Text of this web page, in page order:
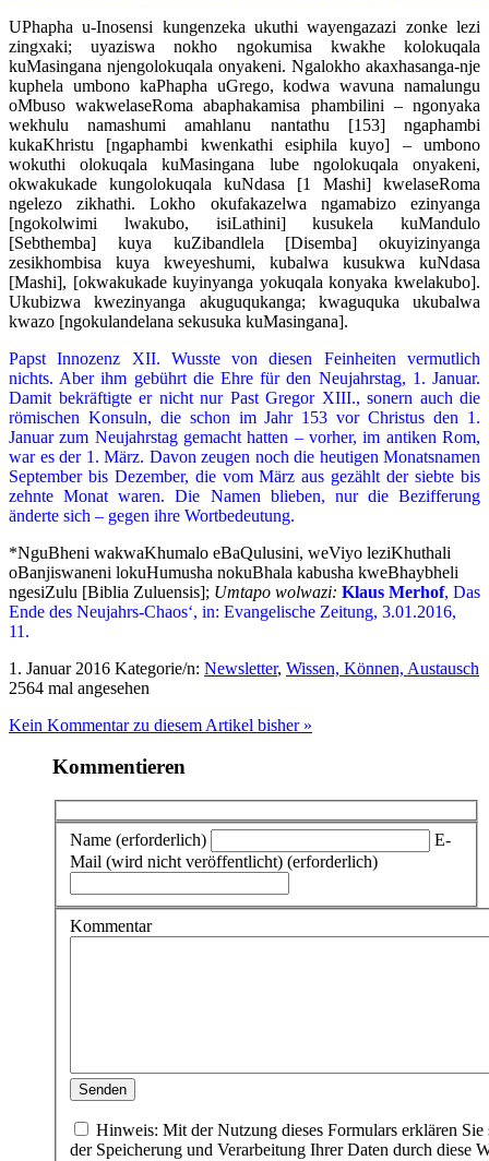
UPhapha u-Inosensi kungenzeka ukuthi wayengazazi zonke lezi
zingxaki; uyaziswa nokho ngokumisa kwakhe kolokuqala
kuMasingana njengolokuqala onyakeni. Ngalokho akaxhasanga-nje
kuphela umbono kaPhapha uGrego, kodwa wavuna namalungu
oMbuso wakwelaseRoma abaphakamisa phambilini – ngonyaka
wekhulu namashumi amahlanu nantathu [153] ngaphambi
kukaKhristu [ngaphambi kwenkathi esiphila kuyo] – umbono
wokuthi olokuqala kuMasingana lube ngolokuqala onyakeni,
okwakukade kungolokuqala kuNdasa [1 Mashi] kwelaseRoma
ngelezo zikhathi. Lokho okufakazelwa ngamabizo ezinyanga
[ngokolwimi lwakubo, isiLathini] kusukela kuMandulo
[Sebthemba] kuya kuZibandlela [Disemba] okuyizinyanga
zesikhombisa kuya kweyeshumi, kubalwa kusukwa kuNdasa
[Mashi], [okwakukade kuyinyanga yokuqala konyaka kwelakubo].
Ukubizwa kwezinyanga akuguqukanga; kwaguquka ukubalwa
kwazo [ngokulandelana sekusuka kuMasingana].
Papst Innozenz XII. Wusste von diesen Feinheiten vermutlich
nichts. Aber ihm gebührt die Ehre für den Neujahrstag, 1. Januar.
Damit bekräftigte er nicht nur Past Gregor XIII., sonern auch die
römischen Konsuln, die schon im Jahr 153 vor Christus den 1.
Januar zum Neujahrstag gemacht hatten – vorher, im antiken Rom,
war es der 1. März. Davon zeugen noch die heutigen Monatsnamen
September bis Dezember, die vom März aus gezählt der siebte bis
zehnte Monat waren. Die Namen blieben, nur die Bezifferung
änderte sich – gegen ihre Wortbedeutung.
*NguBheni wakwaKhumalo eBaQulusini, weViyo leziKhuthali
oBanjiswaneni lokuHumusha nokuBhala kabusha kweBhaybheli
ngesiZulu [Biblia Zuluensis]; Umtapo wolwazi: Klaus Merhof, Das
Ende des Neujahrs-Chaos‘, in: Evangelische Zeitung, 3.01.2016,
11.
1. Januar 2016 Kategorie/n: Newsletter, Wissen, Können, Austausch
2564 mal angesehen
Kein Kommentar zu diesem Artikel bisher »
Kommentieren
Name (erforderlich)
E-
Mail (wird nicht veröffentlicht) (erforderlich)
Kommentar
Hinweis: Mit der Nutzung dieses Formulars erklären Sie
der Speicherung und Verarbeitung Ihrer Daten durch diese